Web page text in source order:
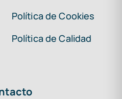
Política de Cookies
Política de Calidad